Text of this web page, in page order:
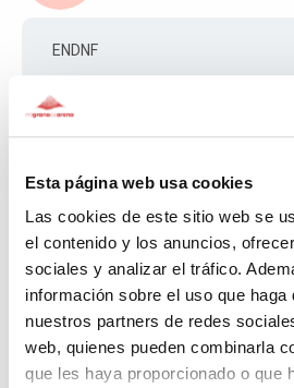
Esta página web usa cookies
Las cookies de este sitio web se
el contenido y los anuncios,
sociales y analizar el tráfico.
información sobre el uso que haga
nuestros partners de redes
web, quienes pueden combinarla
que les haya proporcionado o que
ENDNF
Hace 367 días
Recaudació Ojos Negros (Teruel)
Anna
Hace 371 días